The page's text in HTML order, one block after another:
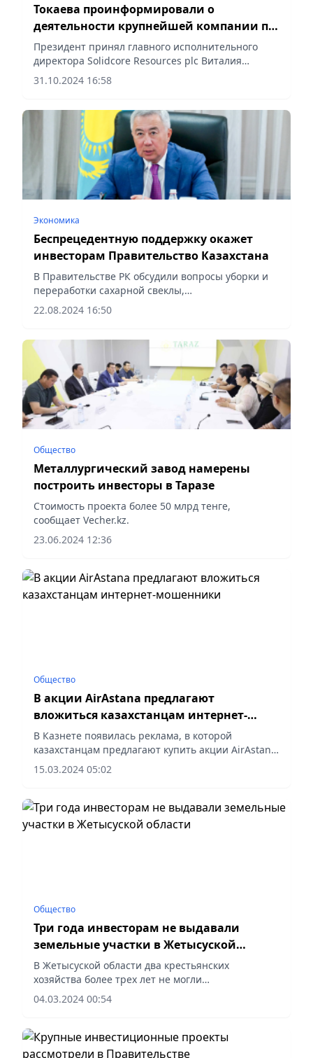
Токаева проинформировали о
деятельности крупнейшей компании по
добыче драгметаллов в Казахстане
Президент принял главного исполнительного
директора Solidcore Resources plc Виталия
Несиса, сообщает Vecher.kz.
31.10.2024 16:58
Экономика
Беспрецедентную поддержку окажет
инвесторам Правительство Казахстана
В Правительстве РК обсудили вопросы уборки и
переработки сахарной свеклы,
сообщает Vecher.kz.
22.08.2024 16:50
Общество
Металлургический завод намерены
построить инвесторы в Таразе
Стоимость проекта более 50 млрд тенге,
сообщает Vecher.kz.
23.06.2024 12:36
Общество
В акции AirAstana предлагают
вложиться казахстанцам интернет-
мошенники
В Казнете появилась реклама, в которой
казахстанцам предлагают купить акции AirAstana
на 75 тыс. тенге, сообщает stopfake.kz.
15.03.2024 05:02
Общество
Три года инвесторам не выдавали
земельные участки в Жетысуской
области
В Жетысуской области два крестьянских
хозяйства более трех лет не могли
получить земельные участки для строительства
откормочной площадки и разведения
04.03.2024 00:54